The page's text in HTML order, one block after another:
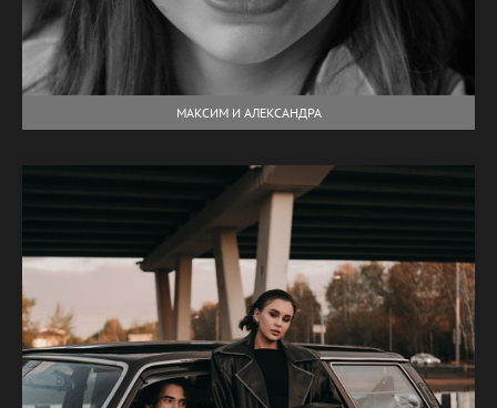
МАКСИМ И АЛЕКСАНДРА